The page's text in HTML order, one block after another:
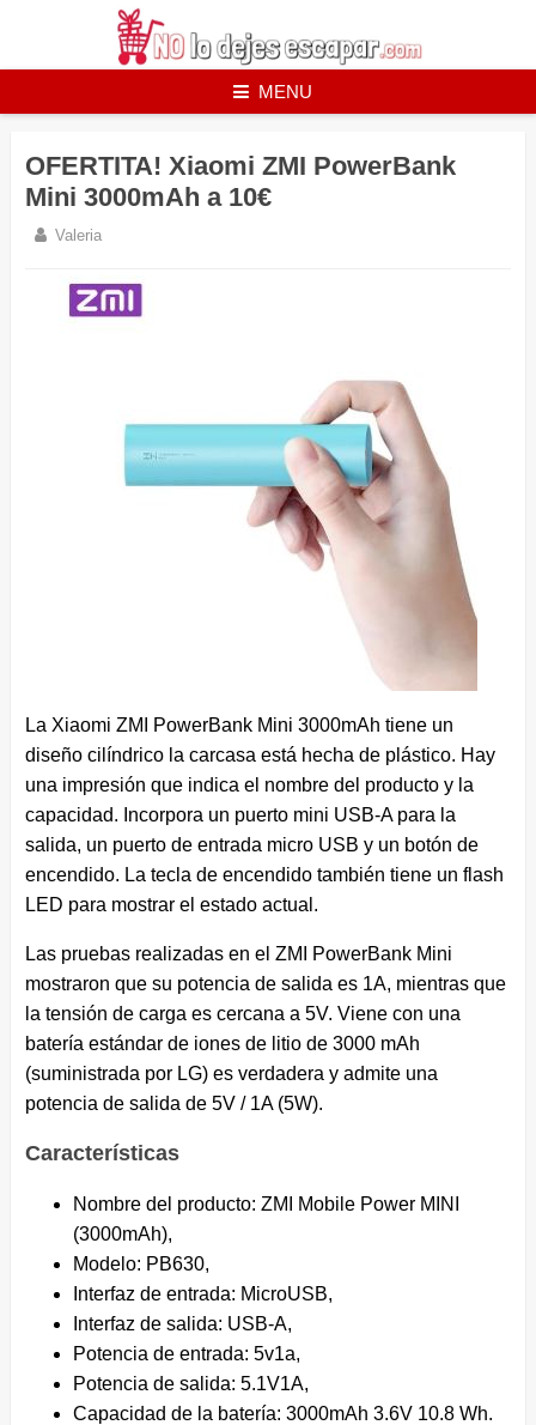
MENU
OFERTITA! Xiaomi ZMI PowerBank
Mini 3000mAh a 10€
Valeria
La Xiaomi ZMI PowerBank Mini 3000mAh tiene un
diseño cilíndrico la carcasa está hecha de plástico. Hay
una impresión que indica el nombre del producto y la
capacidad. Incorpora un puerto mini USB-A para la
salida, un puerto de entrada micro USB y un botón de
encendido. La tecla de encendido también tiene un flash
LED para mostrar el estado actual.
Las pruebas realizadas en el ZMI PowerBank Mini
mostraron que su potencia de salida es 1A, mientras que
la tensión de carga es cercana a 5V. Viene con una
batería estándar de iones de litio de 3000 mAh
(suministrada por LG) es verdadera y admite una
potencia de salida de 5V / 1A (5W).
Características
Nombre del producto: ZMI Mobile Power MINI
(3000mAh),
Modelo: PB630,
Interfaz de entrada: MicroUSB,
Interfaz de salida: USB-A,
Potencia de entrada: 5v1a,
Potencia de salida: 5.1V1A,
Capacidad de la batería: 3000mAh 3.6V 10.8 Wh.